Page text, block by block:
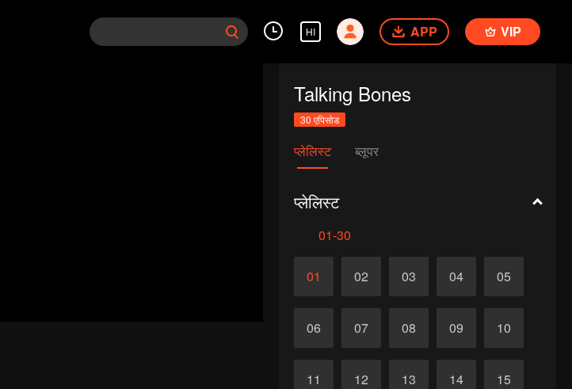
HI APP VIP
Talking Bones
30 एपिसोड
प्लेलिस्ट ब्लूपर
प्लेलिस्ट
01-30
01 02 03 04 05
06 07 08 09 10
11 12 13 14 15